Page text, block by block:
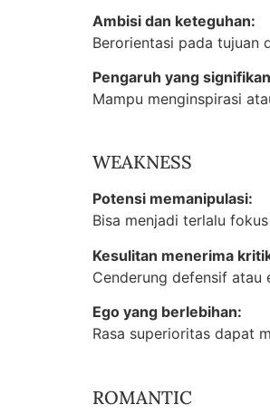
Ambisi dan keteguhan:
Berorientasi pada tujuan
Pengaruh yang
Mampu menginspirasi
WEAKNESS
Potensi memanipulasi:
Bisa menjadi terlalu
Kesulitan menerima
Cenderung defensif atau
Ego yang berlebihan:
Rasa superioritas dapat
ROMANTIC